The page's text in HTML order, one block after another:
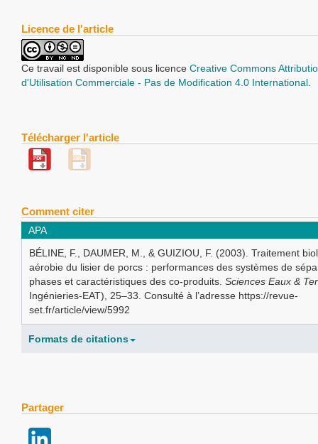
Licence de l'article
Ce travail est disponible sous licence Creative Commons
d'Utilisation Commerciale - Pas de Modification 4.0 International.
Télécharger l'article
Comment citer
APA
BÉLINE, F., DAUMER, M., & GUIZIOU, F. (2003). Traitement
aérobie du lisier de porcs : performances des systèmes de
phases et caractéristiques des co-produits. Sciences Eaux &
Ingénieries-EAT), 25–33. Consulté à l’adresse https://revue-
set.fr/article/view/5992
Formats de citations
Partager